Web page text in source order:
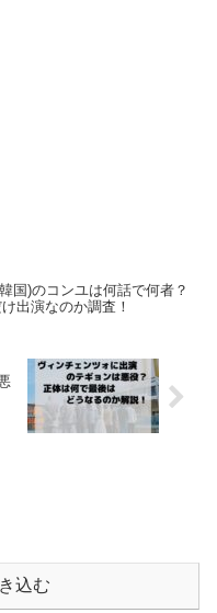
国)のコンユは何話で何者？
出演なのか調査！
込む